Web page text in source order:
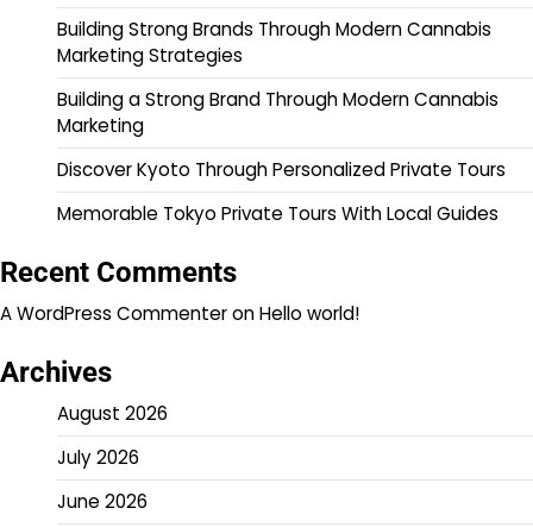
Building Strong Brands Through Modern Cannabis
Marketing Strategies
Building a Strong Brand Through Modern Cannabis
Marketing
Discover Kyoto Through Personalized Private Tours
Memorable Tokyo Private Tours With Local Guides
Recent Comments
A WordPress CommenteronHello world!
Archives
August 2026
July 2026
June 2026